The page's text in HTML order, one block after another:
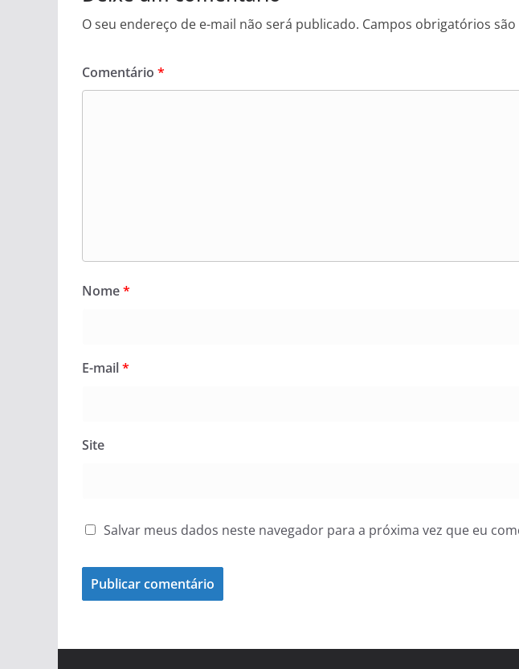
O seu endereço de e-mail não será publicado. Campos obrigatórios
Comentário *
Nome*
E-mail*
Site
Salvar meus dados neste navegador para a próxima vez que eu